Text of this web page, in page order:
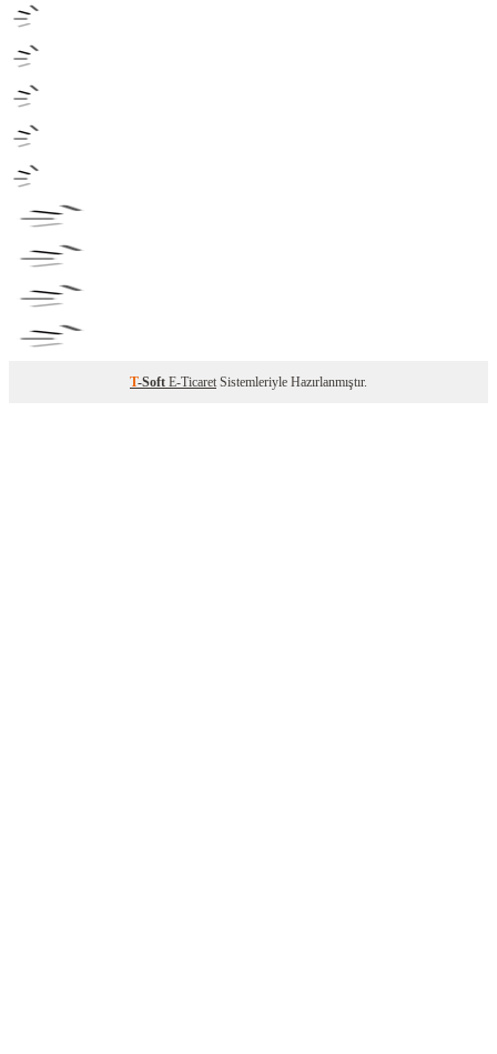
T-Soft E-Ticaret Sistemleriyle Hazırlanmıştır.